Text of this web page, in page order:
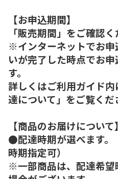
【お申込期間】
「販売期間」をご確認く
※インターネットでお申
いが完了した時点でお
す。
詳しくはご利用ガイド
達について」をご覧くだ
【商品のお届けについて】
●配達時期が選べます。
時期指定可）
※一部商品は、配達希望